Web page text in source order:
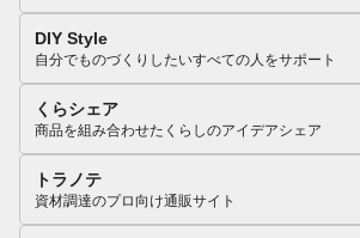
DIY Style
自分でものづくりしたいすべての人をサポート
くらシェア
商品を組み合わせたくらしのアイデアシェア
トラノテ
資材調達のプロ向け通販サイト